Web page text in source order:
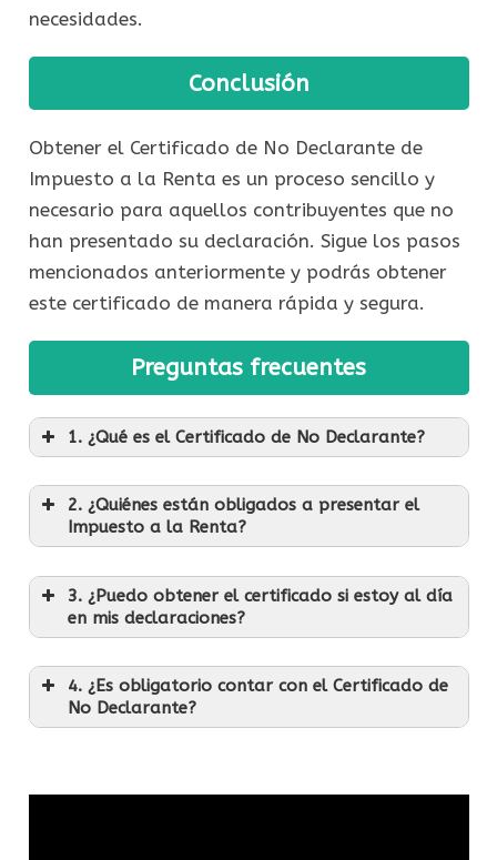
necesidades.
Conclusión
Obtener el Certificado de No Declarante de
Impuesto a la Renta es un proceso sencillo y
necesario para aquellos contribuyentes que no
han presentado su declaración. Sigue los pasos
mencionados anteriormente y podrás obtener
este certificado de manera rápida y segura.
Preguntas frecuentes
1. ¿Qué es el Certificado de No Declarante?
2. ¿Quiénes están obligados a presentar el
Impuesto a la Renta?
3. ¿Puedo obtener el certificado si estoy al día
en mis declaraciones?
4. ¿Es obligatorio contar con el Certificado de
No Declarante?